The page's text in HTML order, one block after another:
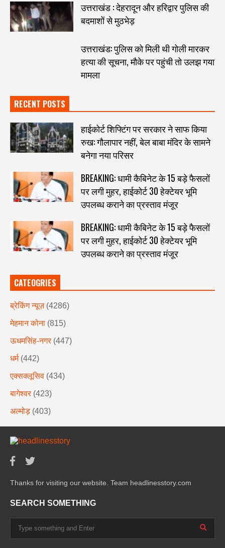
उत्तराखंड : देहरादून और हरिद्वार पुलिस की
बदमाशों से मुठभेड़
उत्तराखंड: पुलिस को मिली थी गोली मारकर
हत्या की सूचना, मौके पर पहुंची तो उलझ गया
मामला
RECENT POSTS
हाईकोर्ट शिफ्टिंग पर सरकार ने साफ किया
रुख: गौलापार नहीं, बेल बाबा मंदिर के सामने
बनेगा नया परिसर
BREAKING: धामी कैबिनेट के 15 बड़े फैसलों
पर लगी मुहर, हाईकोर्ट 30 हेक्टेयर भूमि
उपलब्ध कराने का प्रस्ताव मंजूर
BREAKING: धामी कैबिनेट के 15 बड़े फैसलों
पर लगी मुहर, हाईकोर्ट 30 हेक्टेयर भूमि
उपलब्ध कराने का प्रस्ताव मंजूर
CATEOGRIES
ब्रेकिंग न्यूज़ (4286)
मेहमान कोना (815)
ऊधमसिंह-नगर (447)
धर्म (442)
एक्सक्लूसिव (434)
बागेश्वर (423)
अल्मोड़ (403)
Thanks for visiting our website. Team headlinesstory.com
SEARCH SOMETHING